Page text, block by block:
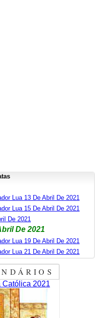
Lua 13 De Abril De 2021
Lua 15 De Abril De 2021
De 2021
De 2021
Lua 19 De Abril De 2021
Lua 21 De Abril De 2021
2021